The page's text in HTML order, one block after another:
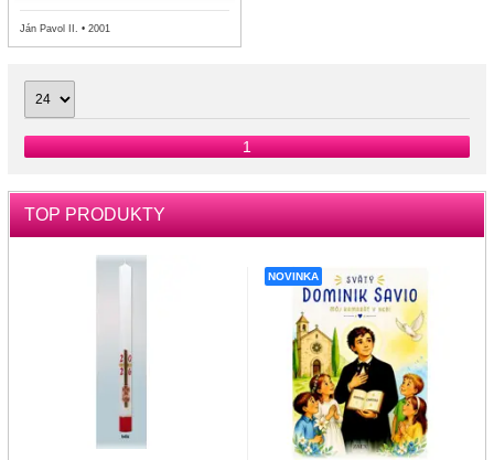
Ján Pavol II. • 2001
1
TOP PRODUKTY
NOVINKA